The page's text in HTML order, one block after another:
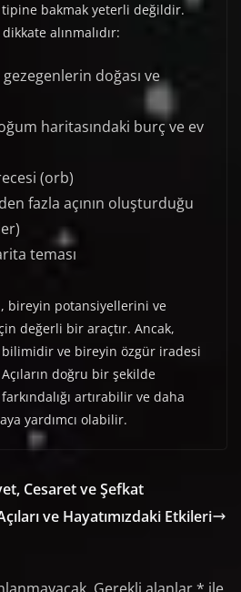
tipine bakmak yeterli değildir.
alınmalıdır:
doğası ve
haritasındaki burç ve ev
(orb)
fazla açının oluşturduğu
teması
bireyin potansiyellerini ve
değerli bir araçtır. Ancak,
bilimidir ve bireyin özgür iradesi
doğru bir şekilde
artırabilir ve daha
yardımcı olabilir.
Cesaret ve Şefkat
ve Hayatımızdaki Etkileri